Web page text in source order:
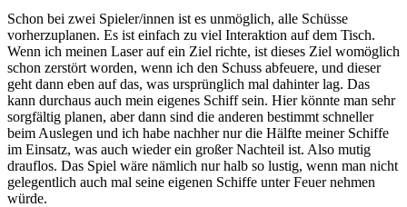
Schon bei zwei Spieler/innen ist es unmöglich, alle Schüsse
vorherzuplanen. Es ist einfach zu viel Interaktion auf dem Tisch.
Wenn ich meinen Laser auf ein Ziel richte, ist dieses Ziel womöglich
schon zerstört worden, wenn ich den Schuss abfeuere, und dieser
geht dann eben auf das, was ursprünglich mal dahinter lag. Das
kann durchaus auch mein eigenes Schiff sein. Hier könnte man sehr
sorgfältig planen, aber dann sind die anderen bestimmt schneller
beim Auslegen und ich habe nachher nur die Hälfte meiner Schiffe
im Einsatz, was auch wieder ein großer Nachteil ist. Also mutig
drauflos. Das Spiel wäre nämlich nur halb so lustig, wenn man nicht
gelegentlich auch mal seine eigenen Schiffe unter Feuer nehmen
würde.